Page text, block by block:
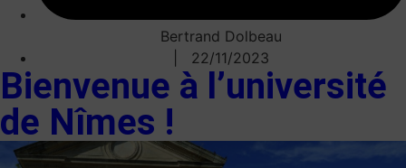
Bertrand Dolbeau
| 22/11/2023
Bienvenue à l’université
de Nîmes !